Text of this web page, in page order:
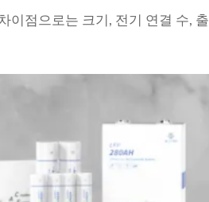
이점으로는 크기, 전기 연결 수, 출